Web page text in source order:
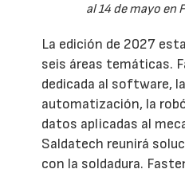
al 14 de mayo en
La edición de 2027
seis áreas temáticas.
dedicada al software,
automatización, la
datos aplicadas al
Saldatech reunirá
con la soldadura.